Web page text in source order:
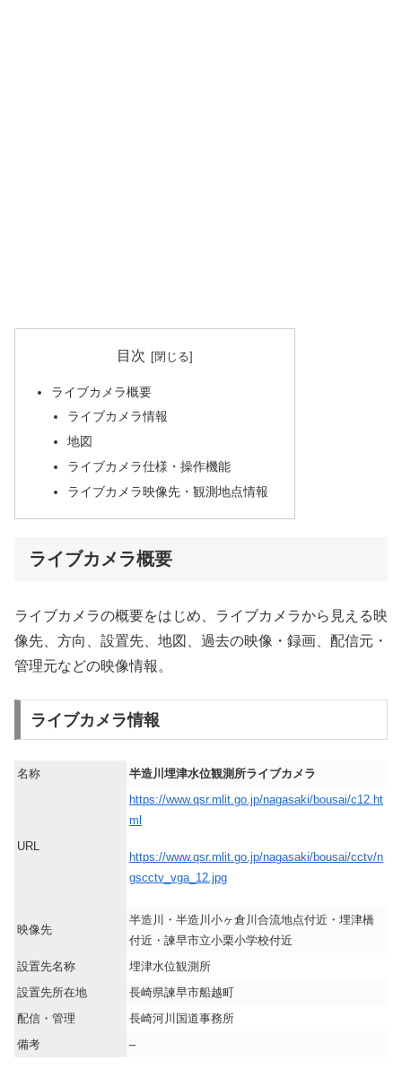
目次
ライブカメラ概要
ライブカメラ情報
地図
ライブカメラ仕様・操作機能
ライブカメラ映像先・観測地点情報
ライブカメラ概要
ライブカメラの概要をはじめ、ライブカメラから見える映
像先、方向、設置先、地図、過去の映像・録画、配信元・
管理元などの映像情報。
ライブカメラ情報
名称 半造川埋津水位観測所ライブカメラ
URL
https://www.qsr.mlit.go.jp/nagasaki/bousai/c12.ht
ml
https://www.qsr.mlit.go.jp/nagasaki/bousai/cctv/n
gscctv_vga_12.jpg
映像先
半造川・半造川小ヶ倉川合流地点付近・埋津橋
付近・諫早市立小栗小学校付近
設置先名称
埋津水位観測所
設置先所在地
長崎県諫早市船越町
配信・管理
長崎河川国道事務所
備考
–